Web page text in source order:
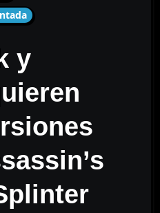
y